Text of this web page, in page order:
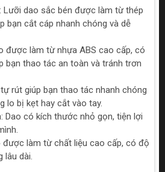
Lưỡi dao sắc bén được làm từ thép
bạn cắt cáp nhanh chóng và dễ
được làm từ nhựa ABS cao cấp, có
bạn thao tác an toàn và tránh trơn
rút giúp bạn thao tác nhanh chóng
lo bị kẹt hay cắt vào tay.
Dao có kích thước nhỏ gọn, tiện lợi
được làm từ chất liệu cao cấp, có độ
lâu dài.